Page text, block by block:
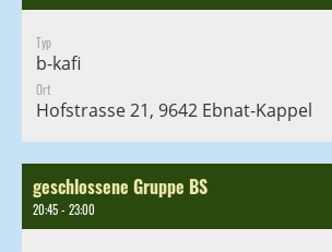
Typ
b-kafi
Ort
Hofstrasse 21, 9642 Ebnat-Kappel
geschlossene Gruppe BS
20:45 - 23:00